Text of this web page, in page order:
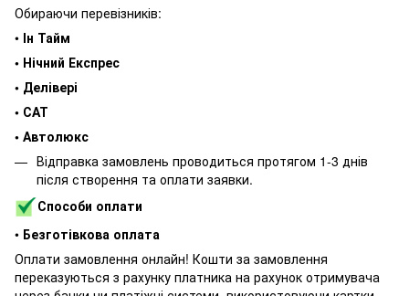
Обираючи перевізників:
• Ін Тайм
• Нічний Експрес
• Делівері
• САТ
• Автолюкс
Відправка замовлень проводиться протягом 1-3 днів
після створення та оплати заявки.
Способи оплати
• Безготівкова оплата
Оплати замовлення онлайн! Кошти за замовлення
переказуються з рахунку платника на рахунок отримувача